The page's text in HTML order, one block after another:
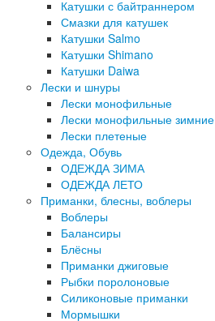
Катушки с байтраннером
Смазки для катушек
Катушки Salmo
Катушки Shimano
Катушки Daiwa
Лески и шнуры
Лески монофильные
Лески монофильные зимние
Лески плетеные
Одежда, Обувь
ОДЕЖДА ЗИМА
ОДЕЖДА ЛЕТО
Приманки, блесны, воблеры
Воблеры
Балансиры
Блёсны
Приманки джиговые
Рыбки поролоновые
Силиконовые приманки
Мормышки